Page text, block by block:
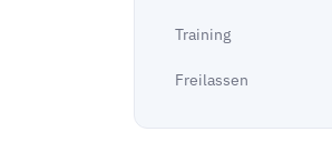
Training
Freilassen